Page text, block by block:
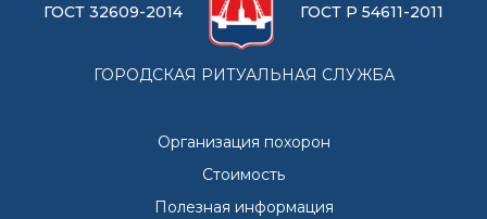
ГОСТ 32609-2014 ГОСТ Р 54611-2011
ГОРОДСКАЯ РИТУАЛЬНАЯ СЛУЖБА
Организация похорон
Стоимость
Полезная информация